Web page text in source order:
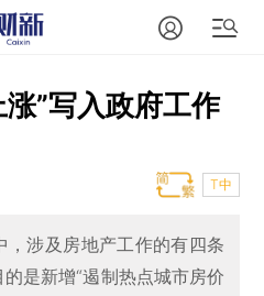
”写入政府工作
T中
涉及房地产工作的有四条
是新增“遏制热点城市房价